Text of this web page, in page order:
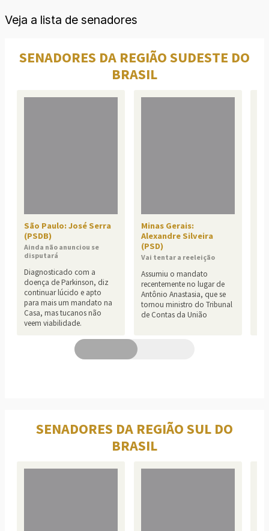
Veja a lista de senadores